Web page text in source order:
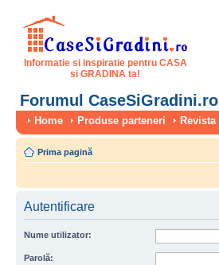
Informatie si inspiratie pentru CASA
si GRADINA ta!
Forumul CaseSiGradini.ro
Home Produse parteneri Revista
Prima pagină
Autentificare
Nume utilizator:
Parolă: